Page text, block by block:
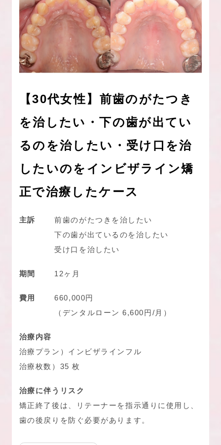
【30代女性】前歯のがたつき
を治したい・下の歯が出てい
るのを治したい・受け口を治
したいのをインビザライン矯
正で治療したケース
主訴
前歯のがたつきを治したい
下の歯が出ているのを治したい
受け口を治したい
期間 12ヶ月
費用
660,000円
（デンタルローン 6,600円/月）
治療内容
治療プラン）インビザラインフル
治療枚数）35 枚
治療に伴うリスク
矯正終了後は、リテーナーを指示通りに使用し、
歯の後戻りを防ぐ必要があります。